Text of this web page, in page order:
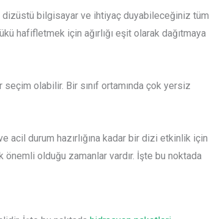
dizüstü bilgisayar ve ihtiyaç duyabileceğiniz tüm
hafifletmek için ağırlığı eşit olarak dağıtmaya
olabilir. Bir sınıf ortamında çok yersiz
acil durum hazırlığına kadar bir dizi etkinlik için
olduğu zamanlar vardır. İşte bu noktada